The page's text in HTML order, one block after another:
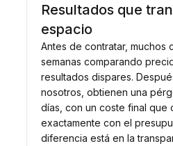
Resultados que
espacio
Antes de contratar, muchos
semanas comparando
resultados dispares.
nosotros, obtienen una
días, con un coste final que
exactamente con el
diferencia está en la